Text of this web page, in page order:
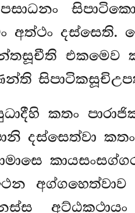
අත්ථං දස්සෙති.
එකමෙව
කතං
දස්සෙත්වා
අග්ගහෙත්වාව